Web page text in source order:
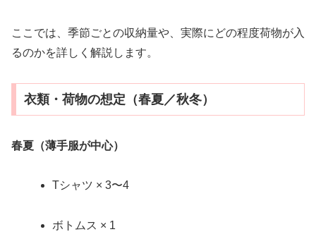
ここでは、季節ごとの収納量や、実際にどの程度荷物が入
るのかを詳しく解説します。
衣類・荷物の想定（春夏／秋冬）
春夏（薄手服が中心）
Tシャツ × 3〜4
ボトムス × 1